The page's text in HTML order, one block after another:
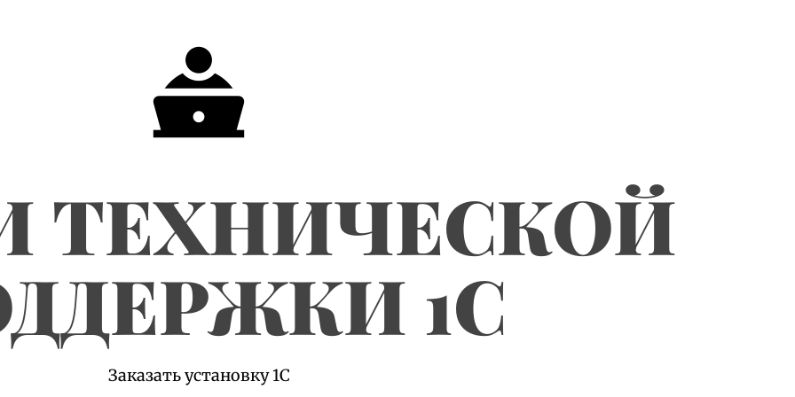
ТЕХНИЧЕСКОЙ
1С
Заказать установку 1С